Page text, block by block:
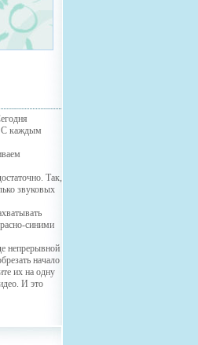
С каждым
Так,
звуковых
синими
непрерывной
начало
их на одну
И это